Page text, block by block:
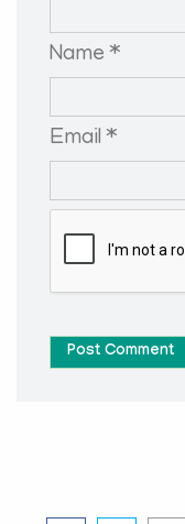
Name *
Email *
Post Comment